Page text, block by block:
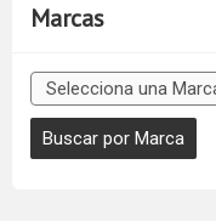
Marcas